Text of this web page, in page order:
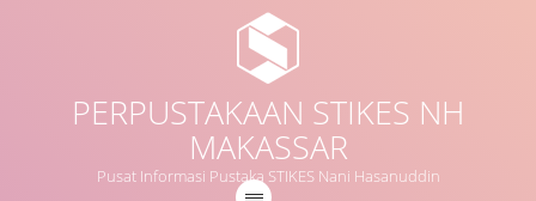
PERPUSTAKAAN STIKES NH
MAKASSAR
Pusat Informasi Pustaka STIKES Nani Hasanuddin